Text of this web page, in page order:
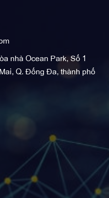
nhà Ocean Park, Số 1
Q. Đống Đa, thành phố